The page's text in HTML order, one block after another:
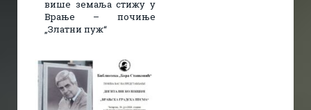
више земаља стижу у
Врање – почиње
„Златни пуж“